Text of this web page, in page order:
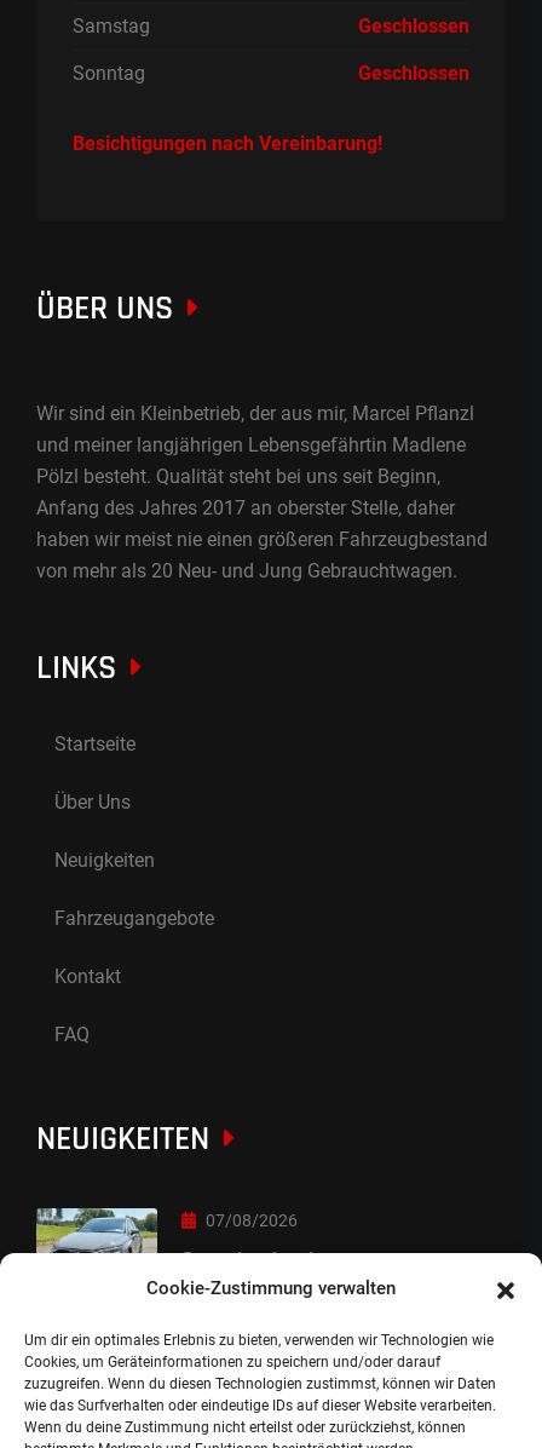
Cookie-Zustimmung verwalten
Um dir ein optimales Erlebnis zu bieten, verwenden wir Technologien wie
Cookies, um Geräteinformationen zu speichern und/oder darauf
zuzugreifen. Wenn du diesen Technologien zustimmst, können wir Daten
wie das Surfverhalten oder eindeutige IDs auf dieser Website verarbeiten.
Wenn du deine Zustimmung nicht erteilst oder zurückziehst, können
Samstag Geschlossen
Sonntag Geschlossen
Besichtigungen nach Vereinbarung!
ÜBER UNS
Wir sind ein Kleinbetrieb, der aus mir, Marcel Pflanzl
und meiner langjährigen Lebensgefährtin Madlene
Pölzl besteht. Qualität steht bei uns seit Beginn,
Anfang des Jahres 2017 an oberster Stelle, daher
haben wir meist nie einen größeren Fahrzeugbestand
von mehr als 20 Neu- und Jung Gebrauchtwagen.
LINKS
Startseite
Über Uns
Neuigkeiten
Fahrzeugangebote
Kontakt
FAQ
NEUIGKEITEN
07/08/2026
Sorry Leute :-)
06/08/2026
Auslieferung